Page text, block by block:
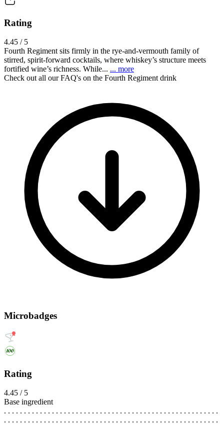
Rating
4.45 / 5
Fourth Regiment sits firmly in the rye-and-vermouth family of
stirred, spirit-forward cocktails, where whiskey’s structure meets
fortified wine’s richness. While... ... more
Check out all our FAQ's on the Fourth Regiment drink
Microbadges
Rating
4.45 / 5
Base ingredient
. . . . . . . . . . . . . . . . . . . . . . . . . . . . . . . . . . . . . . . . . . . . . . . . . . . . . .
. . . . . . . . . . . . . . . . . . . . . . . . . . . . . . . . . . . . . . . . . . . . . . . . . . . . . .